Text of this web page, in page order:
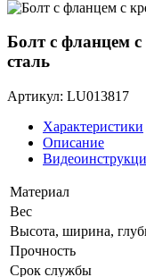
Болт с фланцем
сталь
Артикул: LU013817
Характеристики
Описание
Материал
Вес
Высота, ширина,
Прочность
Срок службы